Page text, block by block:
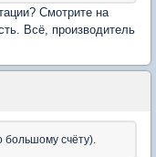
Смотрите на
Всё, производитель
большому счёту).